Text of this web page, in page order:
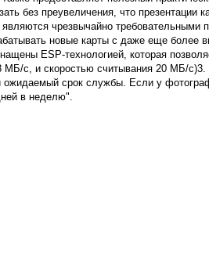
без преувеличения, что
чрезвычайно
новые карты с даже еще
ESP-технологией, которая
с, и скоростью считывания 20 МБ/
ожидаемый срок службы. Если у
в неделю".